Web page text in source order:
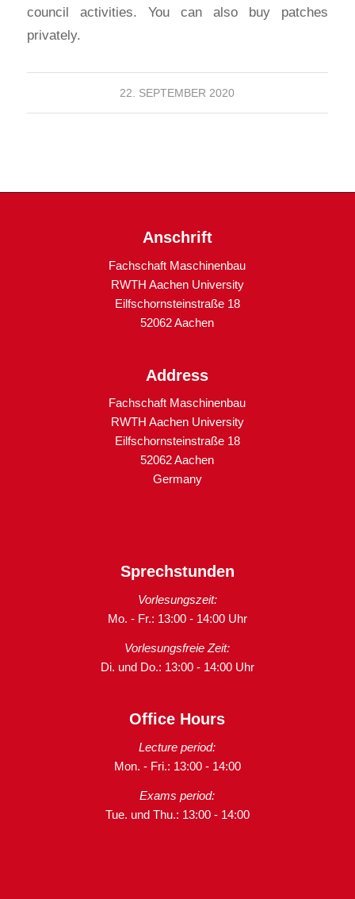
council activities. You can also buy patches
privately.
22. SEPTEMBER 2020
Anschrift
Fachschaft Maschinenbau
RWTH Aachen University
Eilfschornsteinstraße 18
52062 Aachen
Address
Fachschaft Maschinenbau
RWTH Aachen University
Eilfschornsteinstraße 18
52062 Aachen
Germany
Sprechstunden
Vorlesungszeit:
Mo. - Fr.: 13:00 - 14:00 Uhr
Vorlesungsfreie Zeit:
Di. und Do.: 13:00 - 14:00 Uhr
Office Hours
Lecture period:
Mon. - Fri.: 13:00 - 14:00
Exams period:
Tue. und Thu.: 13:00 - 14:00